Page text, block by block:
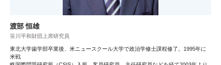
渡部 恒雄
笹川平和財団上席研究員
東北大学歯学部卒業後、米ニュースクール大学で政治学修士課程修了。1995年に
米戦